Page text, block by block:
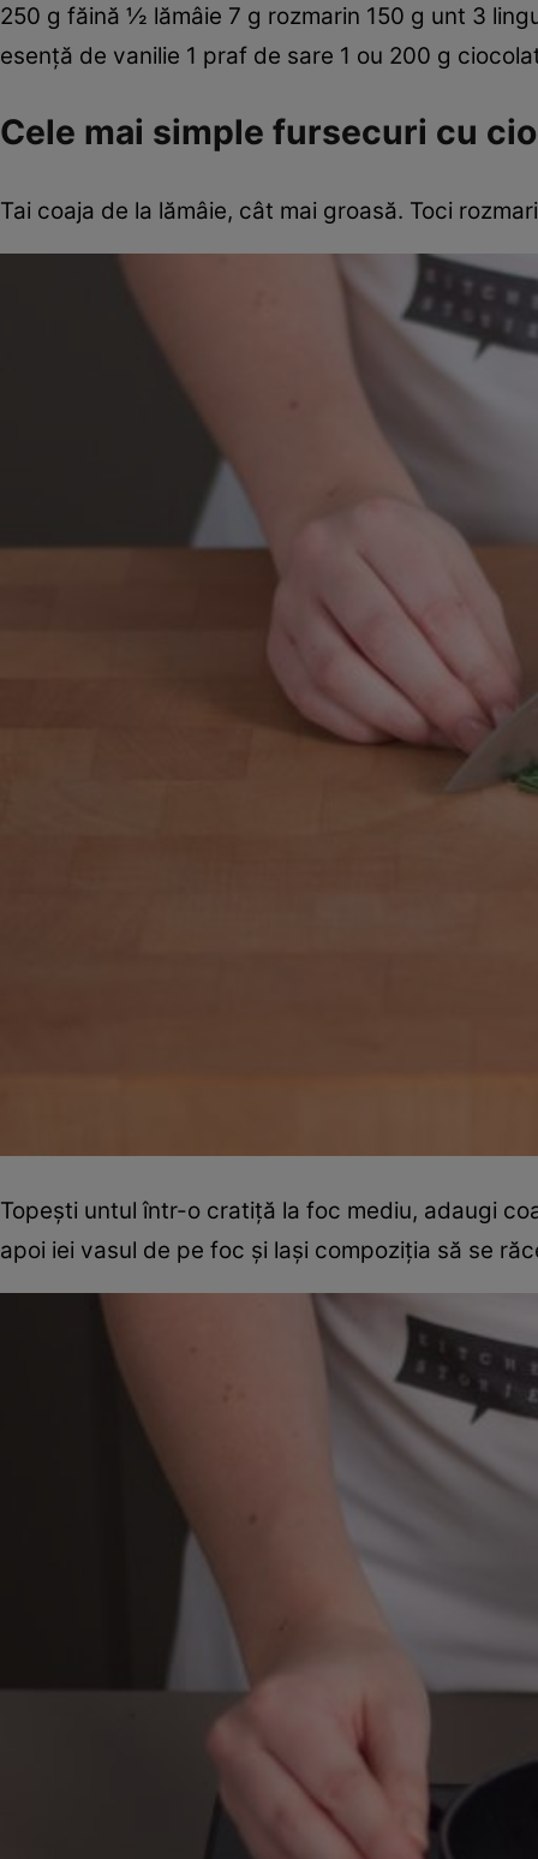
250 g făină ½ lămâie 7 g rozmarin 150 g unt 3
esenţă de vanilie 1 praf de sare 1 ou 200 g
Cele mai simple fursecuri cu
Tai coaja de la lămâie, cât mai groasă. Toci
Topeşti untul într-o cratiţă la foc mediu, adaugi
apoi iei vasul de pe foc şi laşi compoziţia să se